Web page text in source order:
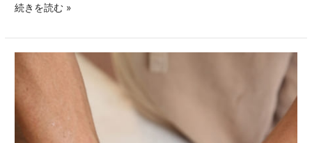
続きを読む »
の
美
容